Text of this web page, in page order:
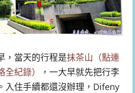
，當天的行程是抹茶山（點連
紀錄）
，一大早就先把行李
入住手續都還沒辦理，Difeny